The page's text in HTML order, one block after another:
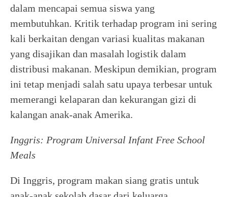
dalam mencapai semua siswa yang
membutuhkan. Kritik terhadap program ini sering
kali berkaitan dengan variasi kualitas makanan
yang disajikan dan masalah logistik dalam
distribusi makanan. Meskipun demikian, program
ini tetap menjadi salah satu upaya terbesar untuk
memerangi kelaparan dan kekurangan gizi di
kalangan anak-anak Amerika.
Inggris: Program Universal Infant Free School
Meals
Di Inggris, program makan siang gratis untuk